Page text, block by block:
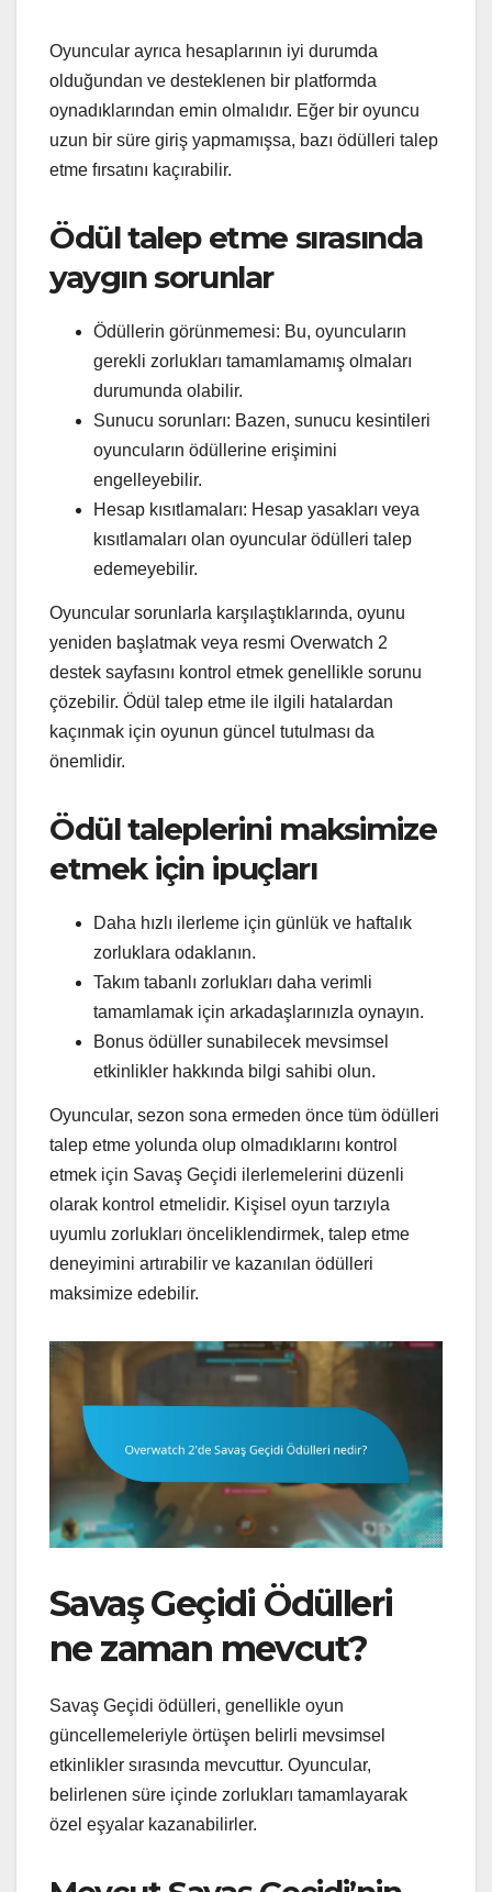
Oyuncular ayrıca hesaplarının iyi durumda
olduğundan ve desteklenen bir platformda
oynadıklarından emin olmalıdır. Eğer bir oyuncu
uzun bir süre giriş yapmamışsa, bazı ödülleri talep
etme fırsatını kaçırabilir.
Ödül talep etme sırasında
yaygın sorunlar
Ödüllerin görünmemesi: Bu, oyuncuların
gerekli zorlukları tamamlamamış olmaları
durumunda olabilir.
Sunucu sorunları: Bazen, sunucu kesintileri
oyuncuların ödüllerine erişimini
engelleyebilir.
Hesap kısıtlamaları: Hesap yasakları veya
kısıtlamaları olan oyuncular ödülleri talep
edemeyebilir.
Oyuncular sorunlarla karşılaştıklarında, oyunu
yeniden başlatmak veya resmi Overwatch 2
destek sayfasını kontrol etmek genellikle sorunu
çözebilir. Ödül talep etme ile ilgili hatalardan
kaçınmak için oyunun güncel tutulması da
önemlidir.
Ödül taleplerini maksimize
etmek için ipuçları
Daha hızlı ilerleme için günlük ve haftalık
zorluklara odaklanın.
Takım tabanlı zorlukları daha verimli
tamamlamak için arkadaşlarınızla oynayın.
Bonus ödüller sunabilecek mevsimsel
etkinlikler hakkında bilgi sahibi olun.
Oyuncular, sezon sona ermeden önce tüm ödülleri
talep etme yolunda olup olmadıklarını kontrol
etmek için Savaş Geçidi ilerlemelerini düzenli
olarak kontrol etmelidir. Kişisel oyun tarzıyla
uyumlu zorlukları önceliklendirmek, talep etme
deneyimini artırabilir ve kazanılan ödülleri
maksimize edebilir.
Savaş Geçidi Ödülleri
ne zaman mevcut?
Savaş Geçidi ödülleri, genellikle oyun
güncellemeleriyle örtüşen belirli mevsimsel
etkinlikler sırasında mevcuttur. Oyuncular,
belirlenen süre içinde zorlukları tamamlayarak
özel eşyalar kazanabilirler.